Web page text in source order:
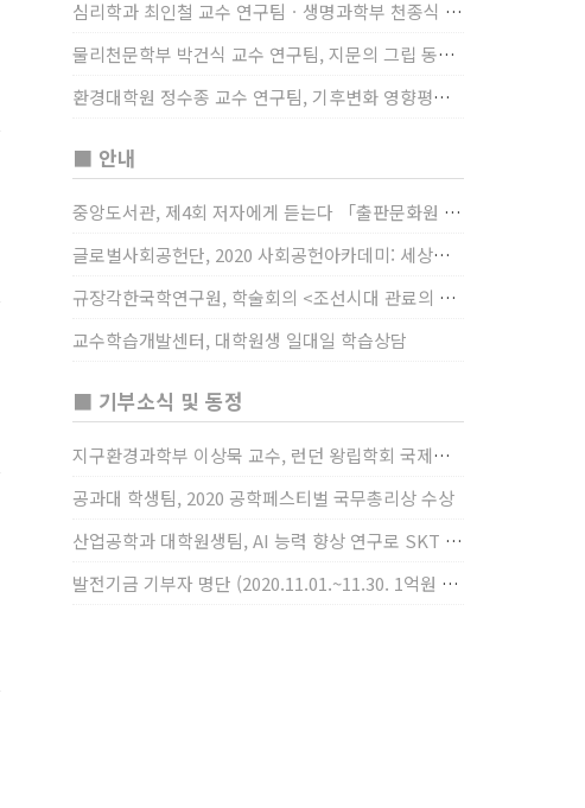
심리학과 최인철 교수 연구팀ㆍ생명과학부 천종식 교수 연구팀, 장내 마이크로바이옴과 정서적 웰빙간 관계 규명
물리천문학부 박건식 교수 연구팀, 지문의 그립 동작에서의 역할 및 원리 규명
환경대학원 정수종 교수 연구팀, 기후변화 영향평가 모형을 통해 기후변화에 따른 급격한 토양수분의 감소가 발생하는 지역과 시간을 규명
■ 안내
중앙도서관, 제4회 저자에게 듣는다 「출판문화원 저술강연 개최」(12/17)
글로벌사회공헌단, 2020 사회공헌아카데미: 세상을 바꾸는 가슴 따뜻한 나눔(12/23~24)
규장각한국학연구원, 학술회의 <조선시대 관료의 인사> (12/22)
교수학습개발센터, 대학원생 일대일 학습상담
■ 기부소식 및 동정
지구환경과학부 이상묵 교수, 런던 왕립학회 국제장애인의 날 기념 “전 세계 장애가 있는 과학자”에 소개
공과대 학생팀, 2020 공학페스티벌 국무총리상 수상
산업공학과 대학원생팀, AI 능력 향상 연구로 SKT AI Fellowship 2기 최우수팀 선정
발전기금 기부자 명단 (2020.11.01.~11.30. 1억원 이상)